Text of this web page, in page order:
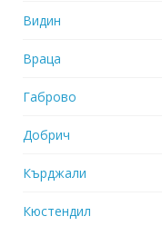
Видин
Враца
Габрово
Добрич
Кърджали
Кюстендил